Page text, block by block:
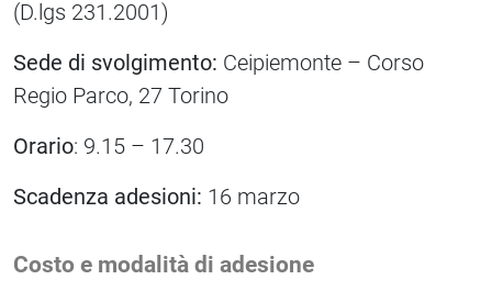
(D.lgs 231.2001)
Sede di svolgimento: Ceipiemonte – Corso
Regio Parco, 27 Torino
Orario: 9.15 – 17.30
Scadenza adesioni: 16 marzo
Costo e modalità di adesione